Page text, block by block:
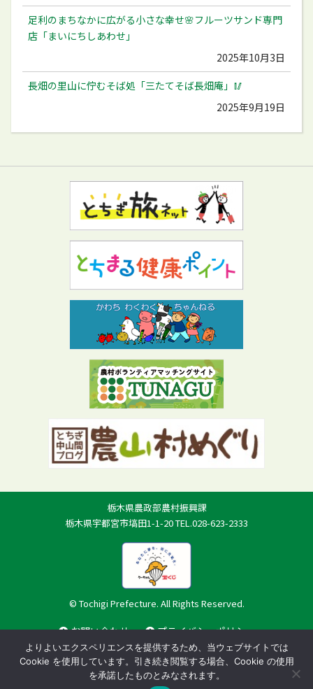
足利のまちなかに広がる小さな幸せ🌸フルーツサンド専門
店「まいにちしあわせ」
2025年10月3日
長畑の里山に佇むそば処「三たてそば長畑庵」🥢
2025年9月19日
栃木県農政部農村振興課
栃木県宇都宮市塙田1-1-20 TEL.028-623-2333
© Tochigi Prefecture. All Rights Reserved.
お問い合わせ プライバシーポリシー
よりよいエクスペリエンスを提供するため、当ウェブサイトでは
Cookie を使用しています。引き続き閲覧する場合、Cookie の使用
を承諾したものとみなされます。